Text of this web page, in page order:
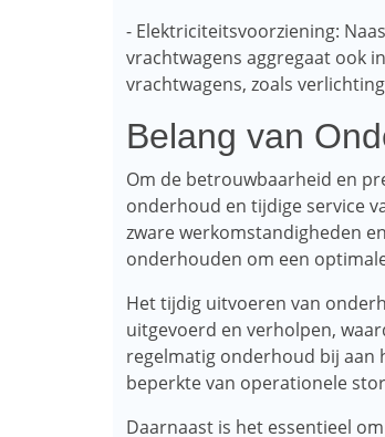
- Elektriciteitsvoorziening:
vrachtwagens aggregaat ook
vrachtwagens, zoals
Belang van
Om de betrouwbaarheid en
onderhoud en tijdige service
zware werkomstandigheden
onderhouden om een
Het tijdig uitvoeren van
uitgevoerd en verholpen,
regelmatig onderhoud bij aan
beperkte van operationele
Daarnaast is het essentieel